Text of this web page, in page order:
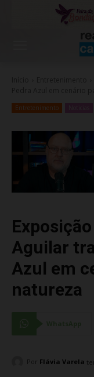
Entretenimento
Aguilar
Azul em
natureza
Por Flávia Varela